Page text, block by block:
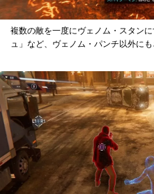
複数の敵を一度にヴェノム・スタン
ュ」など、ヴェノム・パンチ以外に